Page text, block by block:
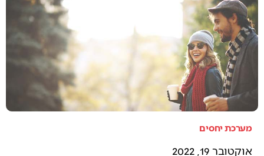
מערכת יחסים
אוקטובר 19, 2022